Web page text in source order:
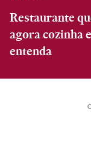
Restaurante
agora cozinha
entenda